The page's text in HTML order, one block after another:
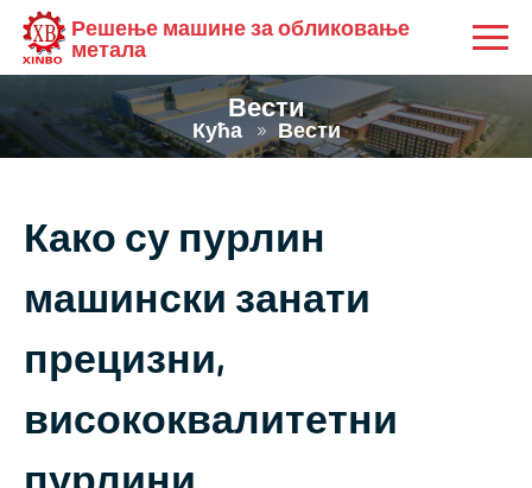
Решење машине за обликовање
метала
Вести
Кућа Вести
Како су пурлин
машински занати
прецизни,
висококвалитетни
пурлини